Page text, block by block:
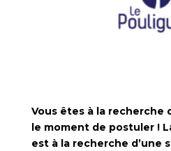
Vous êtes à la recherche
le moment de postuler !
est à la recherche d’une